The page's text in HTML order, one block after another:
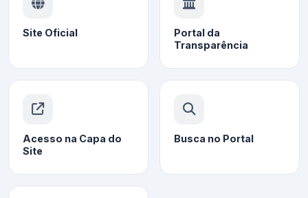
Site Oficial
Portal da
Transparência
Acesso na Capa do
Site
Busca no Portal